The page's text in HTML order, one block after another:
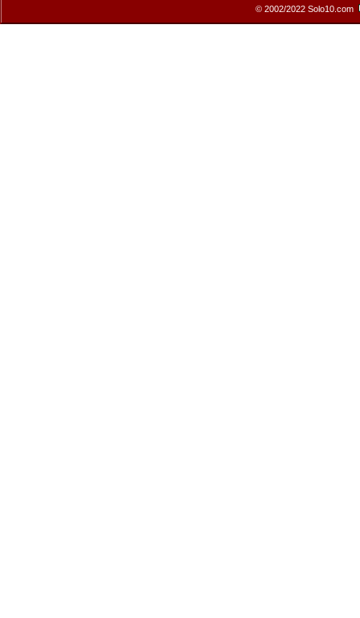
© 2002/2022 Solo10.com